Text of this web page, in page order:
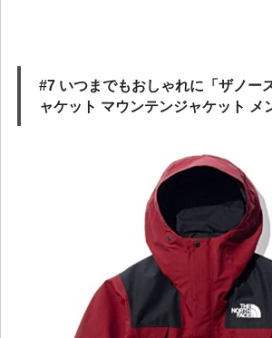
#7 いつまでもおしゃれに「ザノ
ャケット マウンテンジャケット メ